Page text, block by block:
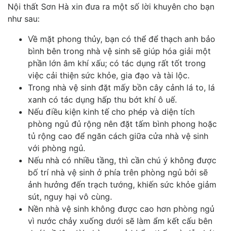
Nội thất Sơn Hà xin đưa ra một số lời khuyên cho bạn
như sau:
Về mặt phong thủy, bạn có thể để thạch anh bảo
bình bên trong nhà vệ sinh sẽ giúp hóa giải một
phần lớn âm khí xấu; có tác dụng rất tốt trong
việc cải thiện sức khỏe, gia đạo và tài lộc.
Trong nhà vệ sinh đặt mấy bồn cây cảnh lá to, lá
xanh có tác dụng hấp thu bớt khí ô uế.
Nếu điều kiện kinh tế cho phép và diện tích
phòng ngủ đủ rộng nên đặt tấm bình phong hoặc
tủ rộng cao để ngăn cách giữa cửa nhà vệ sinh
với phòng ngủ.
Nếu nhà có nhiều tầng, thì cần chú ý không được
bố trí nhà vệ sinh ở phía trên phòng ngủ bởi sẽ
ảnh hưởng đến trạch tướng, khiến sức khỏe giảm
sút, nguy hại vô cùng.
Nền nhà vệ sinh không được cao hơn phòng ngủ
vì nước chảy xuống dưới sẽ làm ẩm kết cấu bên